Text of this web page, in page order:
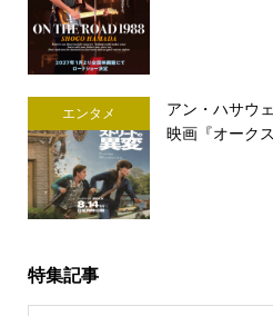
エンタメ
アン・ハサウ
映画『オーク
特集記事